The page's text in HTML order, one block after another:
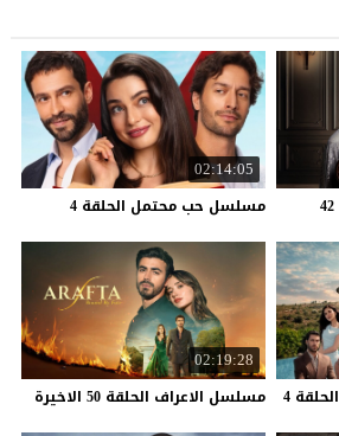
42
02:14:05
مسلسل حب محتمل الحلقة 4
الحلقة 4
02:19:28
مسلسل الاعراف الحلقة 50 الاخيرة